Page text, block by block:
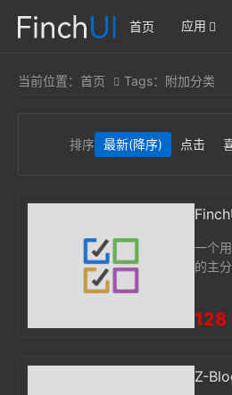
首页 应用
当前位置： 首页 Tags：附加分类
排序 最新(降序) 点击
一个
的主
128
Z-